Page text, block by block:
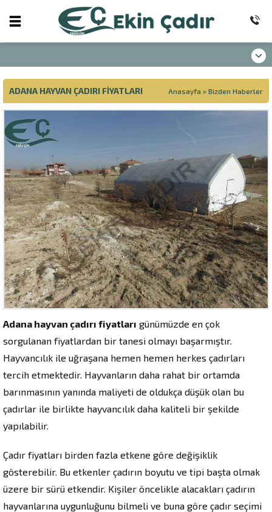
ADANA HAYVAN ÇADIRI FIYATLARI Anasayfa » Bizden Haberler
Adana hayvan çadırı fiyatları günümüzde en çok
sorgulanan fiyatlardan bir tanesi olmayı başarmıştır.
Hayvancılık ile uğraşana hemen hemen herkes çadırları
tercih etmektedir. Hayvanların daha rahat bir ortamda
barınmasının yanında maliyeti de oldukça düşük olan bu
çadırlar ile birlikte hayvancılık daha kaliteli bir şekilde
yapılabilir.
Çadır fiyatları birden fazla etkene göre değişiklik
gösterebilir. Bu etkenler çadırın boyutu ve tipi başta olmak
üzere bir sürü etkendir. Kişiler öncelikle alacakları çadırın
hayvanlarına uygunluğunu bilmeli ve buna göre çadır seçimi